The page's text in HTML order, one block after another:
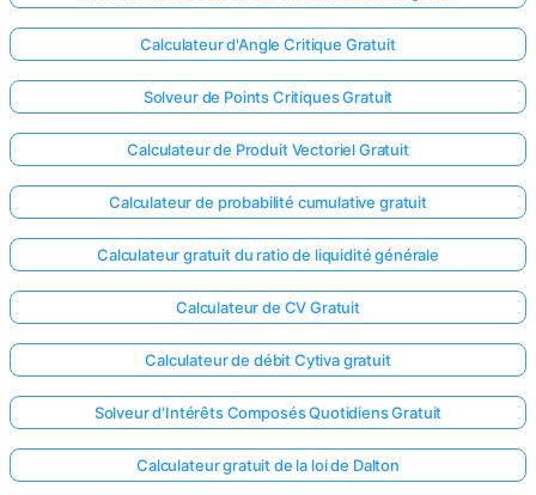
Calculateur d'Angle Critique Gratuit
Solveur de Points Critiques Gratuit
Calculateur de Produit Vectoriel Gratuit
Calculateur de probabilité cumulative gratuit
Calculateur gratuit du ratio de liquidité générale
Calculateur de CV Gratuit
Calculateur de débit Cytiva gratuit
Solveur d'Intérêts Composés Quotidiens Gratuit
Calculateur gratuit de la loi de Dalton